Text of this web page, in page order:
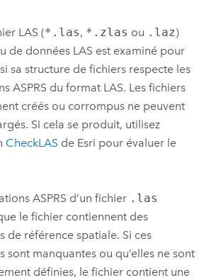
LAS (*.las, *.zlas ou .laz)
de données LAS est examiné pour
sa structure de fichiers respecte les
ASPRS du format LAS. Les fichiers
créés ou corrompus ne peuvent
Si cela se produit, utilisez
CheckLAS de Esri pour évaluer le
ASPRS d’un fichier .las
le fichier contiennent des
de référence spatiale. Si ces
sont manquantes ou qu’elles ne sont
définies, le fichier contient une